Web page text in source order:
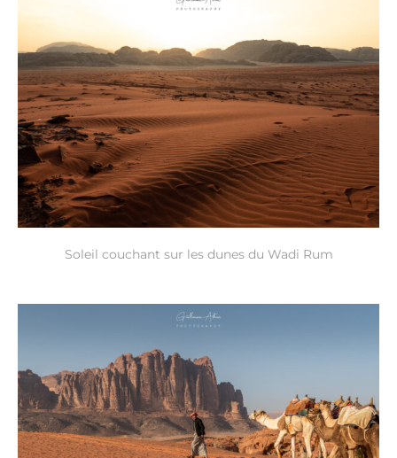
Soleil couchant sur les dunes du Wadi Rum